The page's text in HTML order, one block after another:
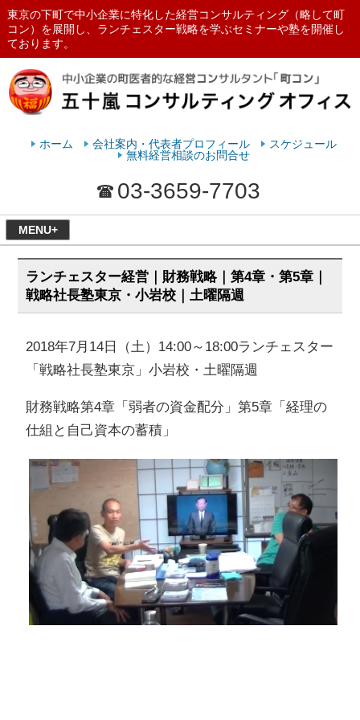
東京の下町で中小企業に特化した経営コンサルティング（略して町
コン）を展開し、ランチェスター戦略を学ぶセミナーや塾を開催し
ております。
ランチェスターの法則を学ぶなら
ホーム 会社案内・代表者プロフィール
スケジュール
無料経営相談のお問合せ
03-3659-7703
MENU+
ランチェスター経営｜財務戦略｜第4章・第5章｜
戦略社長塾東京・小岩校｜土曜隔週
2018年7月14日（土）14:00～18:00ランチェスター
「戦略社長塾東京」小岩校・土曜隔週
財務戦略第4章「弱者の資金配分」第5章「経理の
仕組と自己資本の蓄積」